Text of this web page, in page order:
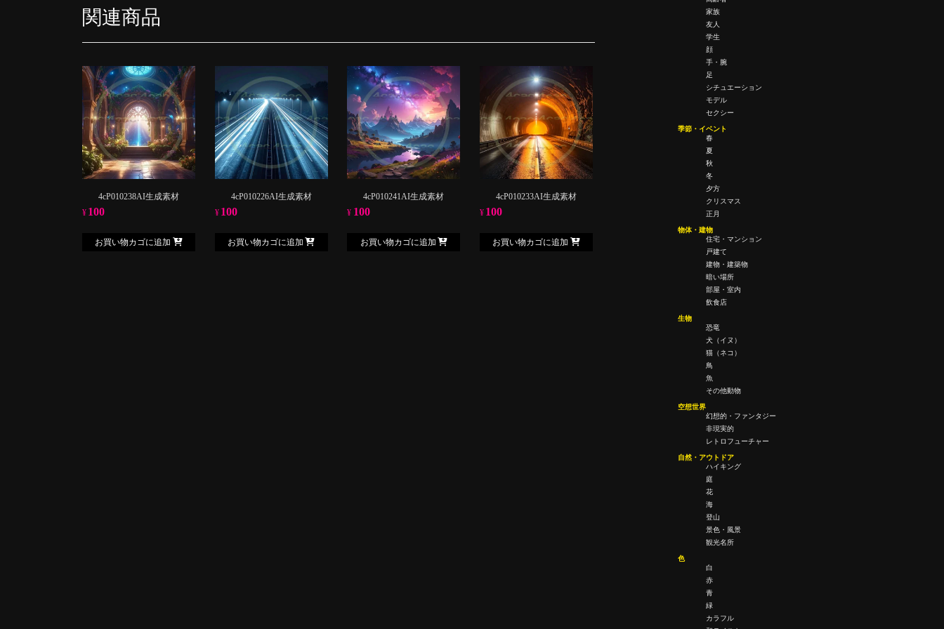
関連商品
4cP010238AI生成素材
¥ 100
お買い物カゴに追加
4cP010226AI生成素材
¥ 100
お買い物カゴに追加
4cP010241AI生成素材
¥ 100
お買い物カゴに追加
4cP010233AI生成素材
¥ 100
お買い物カゴに追加
家族
友人
学生
顔
手・腕
足
シチュエーション
モデル
セクシー
季節・イベント
春
夏
秋
冬
夕方
クリスマス
正月
物体・建物
住宅・マンション
戸建て
建物・建築物
暗い場所
部屋・室内
飲食店
生物
恐竜
犬（イヌ）
猫（ネコ）
鳥
魚
その他動物
空想世界
幻想的・ファンタジー
非現実的
レトロフューチャー
自然・アウトドア
ハイキング
庭
花
海
登山
景色・風景
観光名所
色
白
赤
青
緑
カラフル